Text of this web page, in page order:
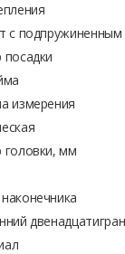
с
посадки
измерения
головки, мм